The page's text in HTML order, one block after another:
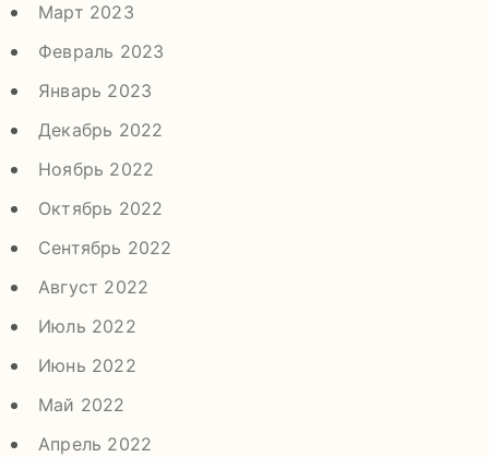
Март 2023
Февраль 2023
Январь 2023
Декабрь 2022
Ноябрь 2022
Октябрь 2022
Сентябрь 2022
Август 2022
Июль 2022
Июнь 2022
Май 2022
Апрель 2022